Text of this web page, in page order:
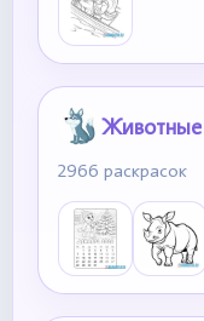
Животные
2966 раскрасок